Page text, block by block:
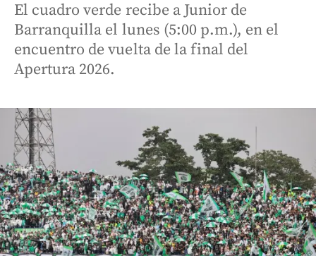
El cuadro verde recibe a Junior de
Barranquilla el lunes (5:00 p.m.), en el
encuentro de vuelta de la final del
Apertura 2026.